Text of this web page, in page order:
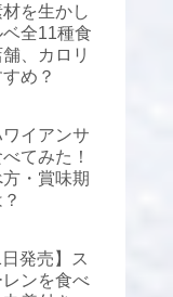
材を生かし
全11種食
、カロリ
め？
ワイアンサ
てみた！
・賞味期
発売】ス
ンを食べ